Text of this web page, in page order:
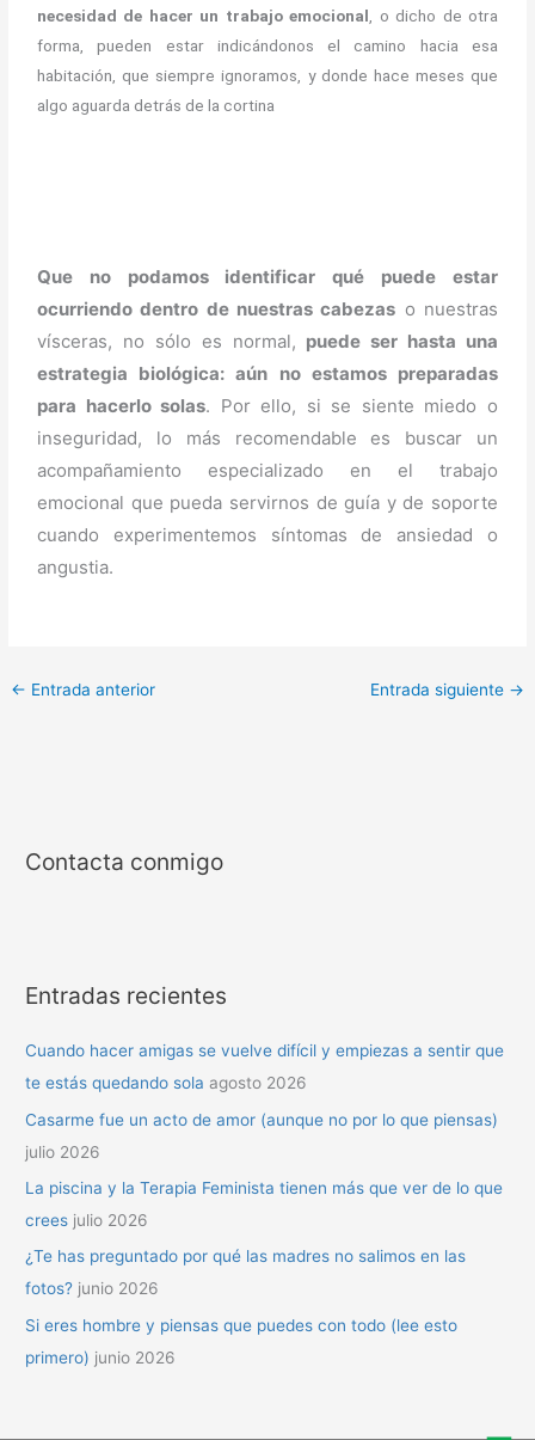
necesidad de hacer un trabajo emocional, o dicho de otra
forma, pueden estar indicándonos el camino hacia esa
habitación, que siempre ignoramos, y donde hace meses que
algo aguarda detrás de la cortina
Que no podamos identificar qué puede estar
ocurriendo dentro de nuestras cabezas o nuestras
vísceras, no sólo es normal, puede ser hasta una
estrategia biológica: aún no estamos preparadas
para hacerlo solas. Por ello, si se siente miedo o
inseguridad, lo más recomendable es buscar un
acompañamiento especializado en el trabajo
emocional que pueda servirnos de guía y de soporte
cuando experimentemos síntomas de ansiedad o
angustia.
← Entrada anterior Entrada siguiente →
Contacta conmigo
Entradas recientes
Cuando hacer amigas se vuelve difícil y empiezas a sentir que
te estás quedando sola agosto 2026
Casarme fue un acto de amor (aunque no por lo que piensas)
julio 2026
La piscina y la Terapia Feminista tienen más que ver de lo que
crees julio 2026
¿Te has preguntado por qué las madres no salimos en las
fotos? junio 2026
Si eres hombre y piensas que puedes con todo (lee esto
primero) junio 2026